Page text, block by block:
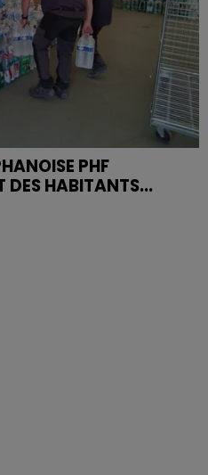
PHF
DES HABITANTS...